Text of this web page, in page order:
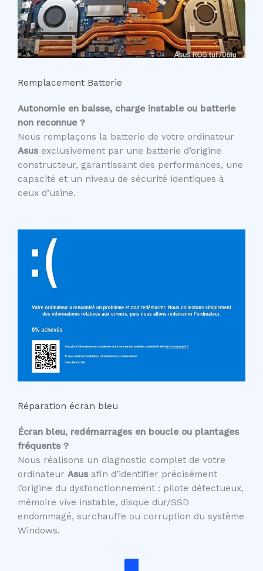
Remplacement Batterie
Autonomie en baisse, charge instable ou batterie
non reconnue ?
Nous remplaçons la batterie de votre ordinateur
Asusexclusivement par une batterie d’origine
constructeur, garantissant des performances, une
capacité et un niveau de sécurité identiques à
ceux d’usine.
Réparation écran bleu
Écran bleu, redémarrages en boucle ou plantages
fréquents ?
Nous réalisons un diagnostic complet de votre
ordinateur Asusafin d’identifier précisément
l’origine du dysfonctionnement : pilote défectueux,
mémoire vive instable, disque dur/SSD
endommagé, surchauffe ou corruption du système
Windows.